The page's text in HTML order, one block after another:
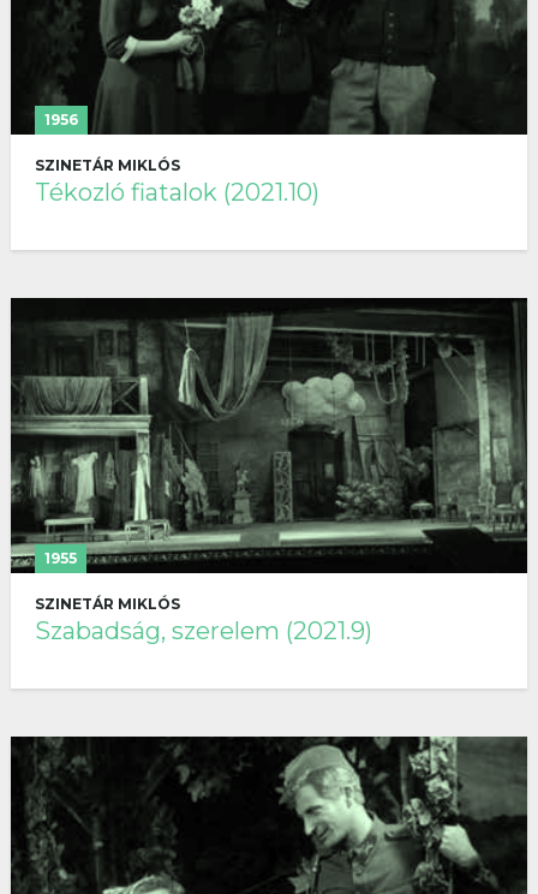
1956
SZINETÁR MIKLÓS
Tékozló fiatalok (2021.10)
1955
SZINETÁR MIKLÓS
Szabadság, szerelem (2021.9)